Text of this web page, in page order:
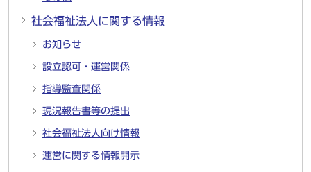
社会福祉法人に関する情報
お知らせ
設立認可・運営関係
指導監査関係
現況報告書等の提出
社会福祉法人向け情報
運営に関する情報開示